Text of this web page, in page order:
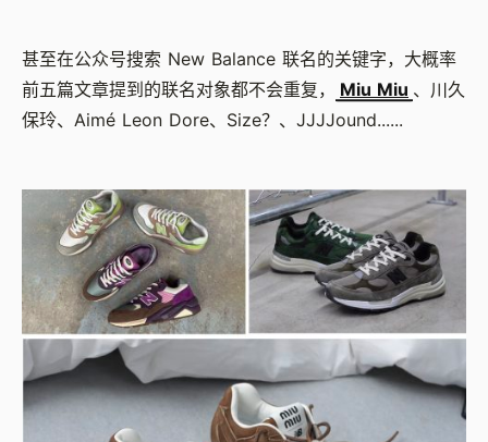
甚至在公众号搜索 New Balance 联名的关键字，大概率
前五篇文章提到的联名对象都不会重复，
Miu Miu 、川久
保玲、Aimé Leon Dore、Size？、JJJJound......